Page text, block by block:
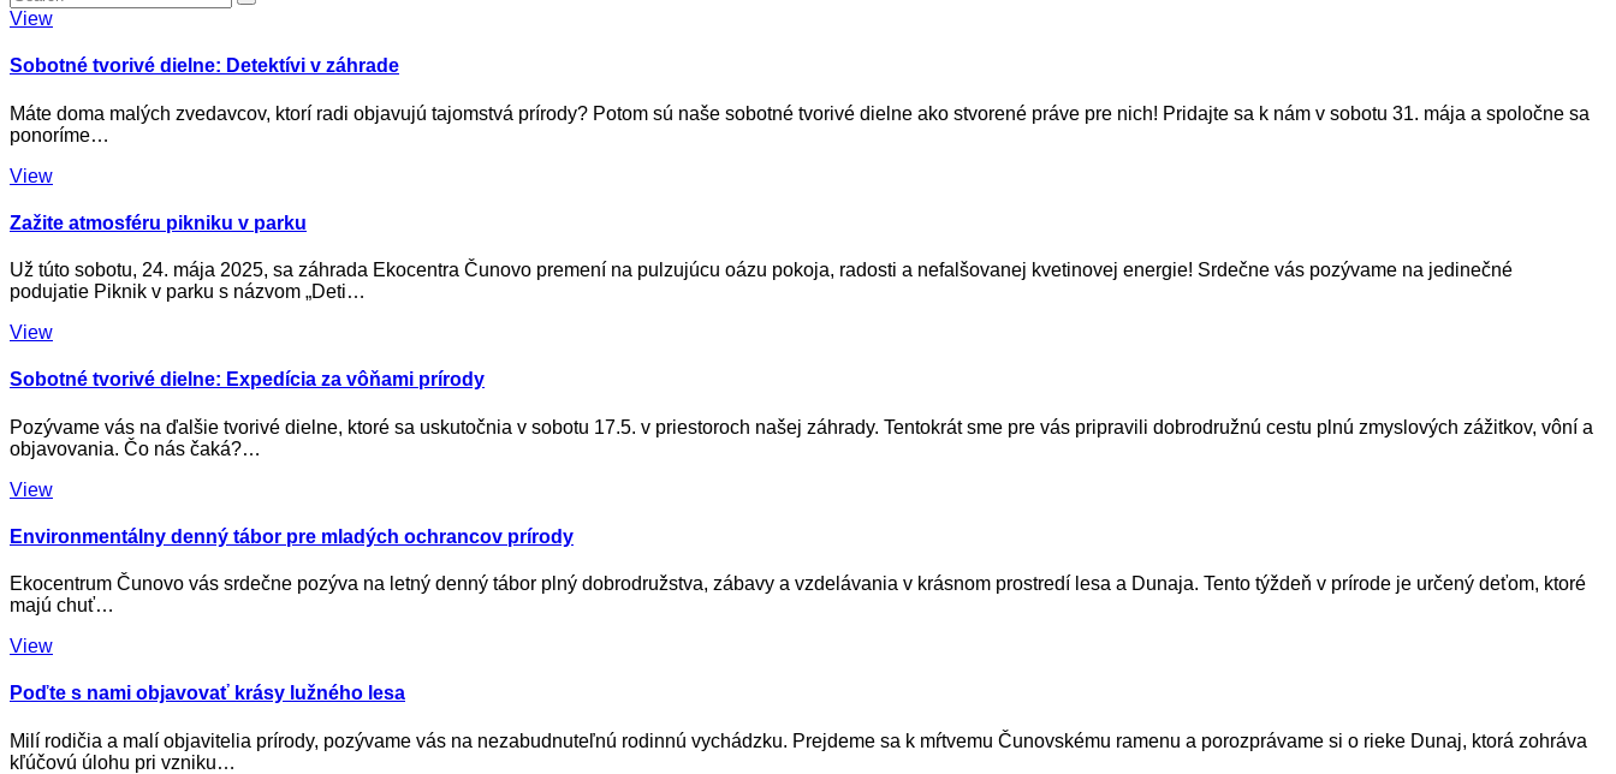
View
Sobotné tvorivé dielne: Detektívi v záhrade
Máte doma malých zvedavcov, ktorí radi objavujú tajomstvá prírody? Potom sú naše sobotné tvorivé dielne ako stvorené práve pre nich! Pridajte sa k nám v sobotu 31. mája a spoločne sa
ponoríme…
View
Zažite atmosféru pikniku v parku
Už túto sobotu, 24. mája 2025, sa záhrada Ekocentra Čunovo premení na pulzujúcu oázu pokoja, radosti a nefalšovanej kvetinovej energie! Srdečne vás pozývame na jedinečné
podujatie Piknik v parku s názvom „Deti…
View
Sobotné tvorivé dielne: Expedícia za vôňami prírody
Pozývame vás na ďalšie tvorivé dielne, ktoré sa uskutočnia v sobotu 17.5. v priestoroch našej záhrady. Tentokrát sme pre vás pripravili dobrodružnú cestu plnú zmyslových zážitkov, vôní a
objavovania. Čo nás čaká?…
View
Environmentálny denný tábor pre mladých ochrancov prírody
Ekocentrum Čunovo vás srdečne pozýva na letný denný tábor plný dobrodružstva, zábavy a vzdelávania v krásnom prostredí lesa a Dunaja. Tento týždeň v prírode je určený deťom, ktoré
majú chuť…
View
Poďte s nami objavovať krásy lužného lesa
Milí rodičia a malí objavitelia prírody, pozývame vás na nezabudnuteľnú rodinnú vychádzku. Prejdeme sa k mŕtvemu Čunovskému ramenu a porozprávame si o rieke Dunaj, ktorá zohráva
kľúčovú úlohu pri vzniku…